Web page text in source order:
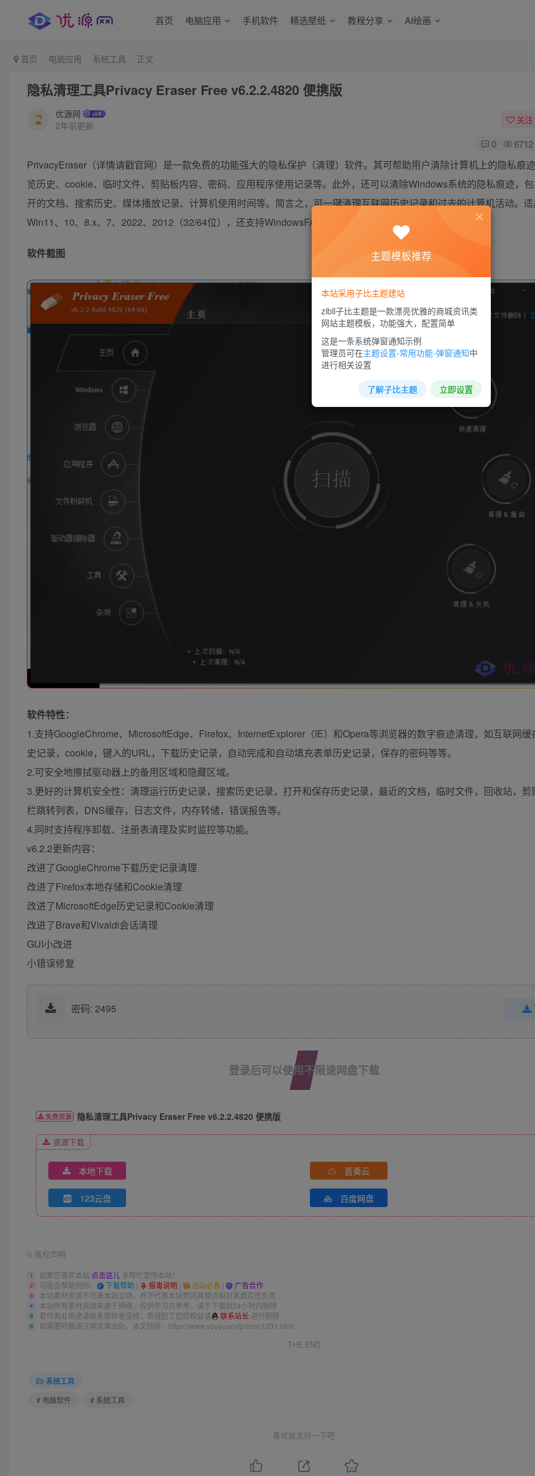
首页 电脑应用 手机软件 精选壁纸 教程分享 AI绘画
首页 电脑应用 系统工具 正文
隐私清理工具Privacy Eraser Free v6.2.2.4820 便携版
优源网
2年前更新
关注
0 6712
PrivacyEraser（详情请戳官网）是一款免费的功能强大的隐私保护（清理）软件。其可帮助用户清除计算机上的隐私痕
览历史、cookie、临时文件、剪贴板内容、密码、应用程序使用记录等。此外，还可以清除Windows系统的隐私痕迹，
开的文档、搜索历史、媒体播放记录、计算机使用时间等。简言之，可一键清理互联网历史记录和过去的计算机活动。
Win11、10、8.x、7、2022、2012（32/64位），还支持WindowsFAT16/FAT32/exFAT/NTFS文件系统。近
软件截图
软件特性：
1.支持GoogleChrome、MicrosoftEdge、Firefox、InternetExplorer（IE）和Opera等浏览器的数字痕迹清理，如互联网缓
史记录，cookie，键入的URL，下载历史记录，自动完成和自动填充表单历史记录，保存的密码等等。
2.可安全地擦拭驱动器上的备用区域和隐藏区域。
3.更好的计算机安全性：清理运行历史记录，搜索历史记录，打开和保存历史记录，最近的文档，临时文件，回收站，剪
栏跳转列表，DNS缓存，日志文件，内存转储，错误报告等。
4.同时支持程序卸载、注册表清理及实时监控等功能。
v6.2.2更新内容：
改进了GoogleChrome下载历史记录清理
改进了Firefox本地存储和Cookie清理
改进了MicrosoftEdge历史记录和Cookie清理
改进了Brave和Vivaldi会话清理
GUI小改进
小错误修复
密码: 2495
登录后可以使用不限速网盘下载
免费资源 隐私清理工具Privacy Eraser Free v6.2.2.4820 便携版
资源下载
本地下载 蓝奏云
123云盘 百度网盘
© 版权声明
1 如果您喜欢本站 点击这儿 多帮忙宣传本站！
2 可能会帮助到你： 下载帮助 | 报毒说明 | 进站必看 | 广告合作
3 本站素材资源不代表本站立场，并不代表本站赞同其观点和对其真实性负责
4 本站所有素材资源来源于网络，仅供学习与参考，请于下载后24小时内删除
5 若作商业用途请联系原作者授权，若侵犯了您的权益请 联系站长 进行删除
6 如需要转载请注明文章出处，本文链接： https://www.youyuanvip.com/1231.html
THE END
系统工具
# 电脑软件
# 系统工具
喜欢就支持一下吧
主题模板推荐
本站采用子比主题建站
zibll子比主题是一款漂亮优雅的商城资讯类
网站主题模板，功能强大，配置简单
这是一条系统弹窗通知示例
管理员可在主题设置-常用功能-弹窗通知中
进行相关设置
了解子比主题 立即设置